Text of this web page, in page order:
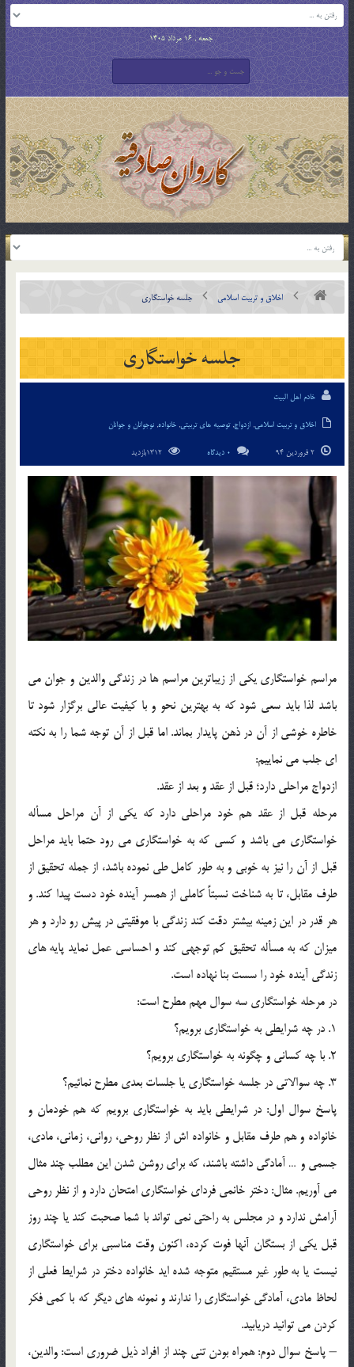
جمعه , 16 مرداد 1405
اخلاق و تربیت اسلامی جلسه خواستگاری
جلسه خواستگاری
خادم اهل البیت
اخلاق و تربیت اسلامی, ازدواج,توصیه های تربیتی, خانواده, نوجوانان و جوانان
0 دیدگاه
مراسم خواستگاري يکي از زيباترين مراسم ها در زندگي والدين و جوان مي
باشد لذا بايد سعي شود که به بهترين نحو و با کيفيت عالي برگزار شود تا
خاطره خوشي از آن در ذهن پايدار بماند. اما قبل از آن توجه شما را به نکته
اي جلب مي نماييم:
ازدواج مراحلي دارد؛ قبل از عقد و بعد از عقد.
مرحله قبل از عقد هم خود مراحلي دارد که يکي از آن مراحل مسأله
خواستگاري مي باشد و کسي که به خواستگاري مي رود حتما بايد مراحل
قبل از آن را نيز به خوبي و به طور کامل طي نموده باشد، از جمله تحقيق از
طرف مقابل، تا به شناخت نسبتاً کاملي از همسر آينده خود دست پيدا کند. و
هر قدر در اين زمينه بيشتر دقت کند زندگي با موفقيتي در پيش رو دارد و هر
ميزان که به مسأله تحقيق کم توجهي کند و احساسي عمل نمايد پايه هاي
زندگي آينده خود را سست بنا نهاده است.
در مرحله خواستگاري سه سوال مهم مطرح است:
1. در چه شرايطي به خواستگاري برويم؟
2. با چه کساني و چگونه به خواستگاري برويم؟
3. چه سوالاتي در جلسه خواستگاري يا جلسات بعدي مطرح نمائيم؟
پاسخ سوال اول: در شرايطي بايد به خواستگاري برويم که هم خودمان و
خانواده و هم طرف مقابل و خانواده اش از نظر روحي، رواني، زماني، مادي،
جسمي و … آمادگي داشته باشند، که براي روشن شدن اين مطلب چند مثال
مي آوريم. مثال: دختر خانمي فرداي خواستگاري امتحان دارد و از نظر روحي
آرامش ندارد و در مجلس به راحتي نمي تواند با شما صحبت کند يا چند روز
قبل يکي از بستگان آنها فوت کرده، اكنون وقت مناسبي براي خواستگاري
نيست يا به طور غير مستقيم متوجه شده ايد خانواده دختر در شرايط فعلي از
لحاظ مادي، آمادگي خواستگاري را ندارند و نمونه هاي ديگر که با کمي فکر
کردن مي توانيد دريابيد.
– پاسخ سوال دوم: همراه بودن تني چند از افراد ذيل ضروري است: والدين،